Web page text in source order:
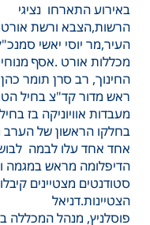
באירוע התארחו נציגי
הרשות,הצבא ורשת
העיר,מר יוסי יאשי
מכללות אורט .אסף
החינוך, רב סרן תומר
ראש מדור קד"צ בחיל
מעבדות אוויוניקה בז
בחלקו הראשון של הערב
אחד אחד עלו לבמה
הדיפלומה מראש במגמה
סטודנטים מצטיינים
הצטיינות.דניאל
פוסלניץ, מנהל המכללה